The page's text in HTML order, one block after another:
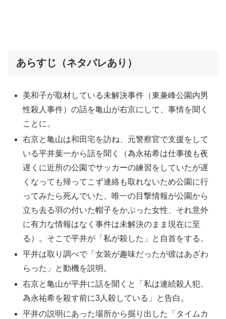
あらすじ（ネタバレあり）
美和子が取材している未解決事件（東兼峰公園内男
性殺人事件）の話を亀山が右京にして、事情を聞く
ことに。
右京と亀山は和田宅を訪ね、元警察官で支援をして
いる平井葉一から話を聞く（為永祐希は仕事後も夜
遅くに近所の公園でサッカーの練習をしていたが遅
くなっても帰ってこず連絡も取れないため公園に行
ってみたら死んでいた、唯一の目撃情報が公園から
立ち去る羽の付いた帽子をかぶった女性、それ意外
に有力な情報はなく事件は未解決のまま現在に至
る）。そこで平井が「私が殺した」と自首をする。
平井は取り調べで「女装が趣味だったが彼はあざわ
らった」と動機を説明。
右京と亀山が平井に話を聞くと「私は連続殺人犯、
為永祐希を殺す前に3人殺している」と告白。
平井の説明にあった場所から掘り出した「タイムカ